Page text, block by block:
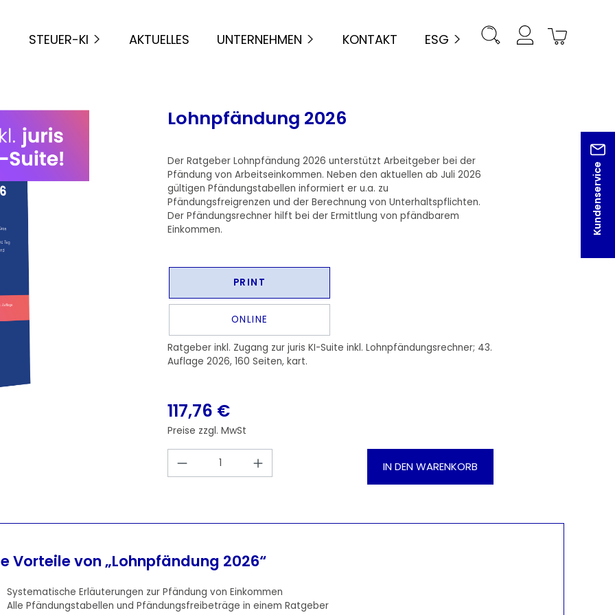
STEUER-KI AKTUELLES UNTERNEHMEN KONTAKT ESG
Kundenservice
Lohnpfändung 2026
Der Ratgeber Lohnpfändung 2026 unterstützt Arbeitgeber bei der
Pfändung von Arbeitseinkommen. Neben den aktuellen ab Juli 2026
gültigen Pfändungstabellen informiert er u.a. zu
Pfändungsfreigrenzen und der Berechnung von Unterhaltspflichten.
Der Pfändungsrechner hilft bei der Ermittlung von pfändbarem
Einkommen.
PRINT
ONLINE
Ratgeber inkl. Zugang zur juris KI-Suite inkl. Lohnpfändungsrechner; 43.
Auflage 2026, 160 Seiten, kart.
117,76 €
Preise zzgl. MwSt
Produkt Anzahl: Gib den gewünschten Wert ein oder
IN DEN WARENKORB
Vorteile von „Lohnpfändung 2026“
Systematische Erläuterungen zur Pfändung von Einkommen
Alle Pfändungstabellen und Pfändungsfreibeträge in einem Ratgeber